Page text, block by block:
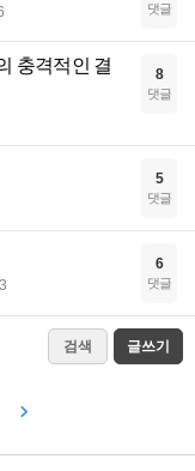
댓글
충격적인 결
8
댓글
5
댓글
6
댓글
검색 글쓰기